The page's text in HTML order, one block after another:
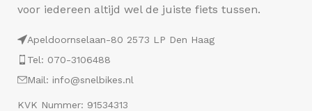
voor iedereen altijd wel de juiste fiets tussen.
Apeldoornselaan-80 2573 LP Den Haag
Tel: 070-3106488
Mail: info@snelbikes.nl
KVK Nummer: 91534313